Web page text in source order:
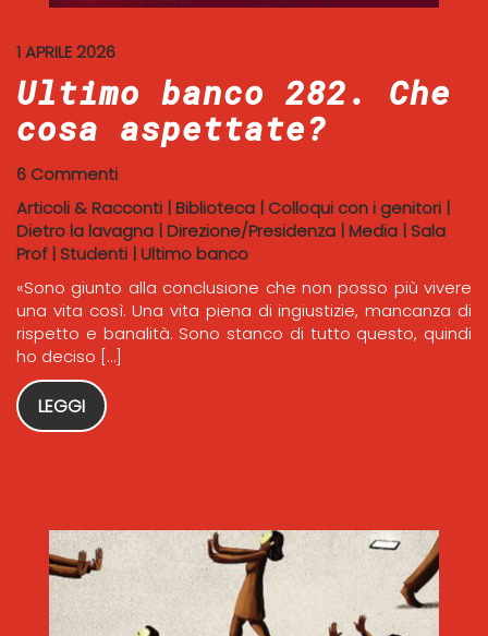
1 APRILE 2026
Ultimo banco 282. Che
cosa aspettate?
6 Commenti
Articoli & Racconti | Biblioteca | Colloqui con i genitori |
Dietro la lavagna | Direzione/Presidenza | Media | Sala
Prof| Studenti | Ultimo banco
«Sono giunto alla conclusione che non posso più vivere
una vita così. Una vita piena di ingiustizie, mancanza di
rispetto e banalità. Sono stanco di tutto questo, quindi
ho deciso […]
LEGGI